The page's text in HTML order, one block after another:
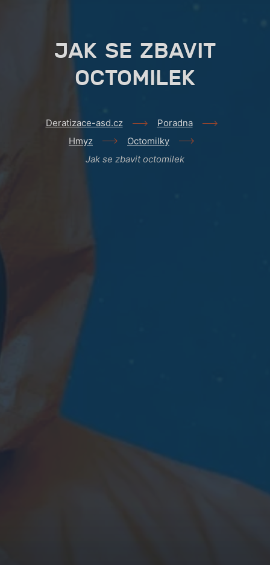
JAK SE ZBAVIT
OCTOMILEK
Deratizace-asd.cz
Poradna
Hmyz
Octomilky
Jak se zbavit octomilek